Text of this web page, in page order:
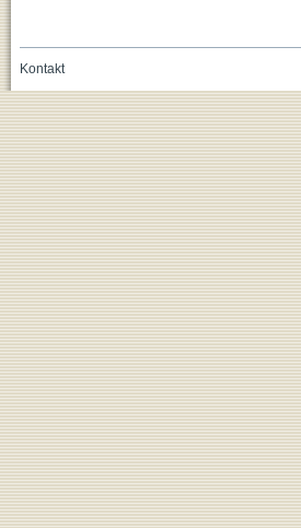
Kontakt